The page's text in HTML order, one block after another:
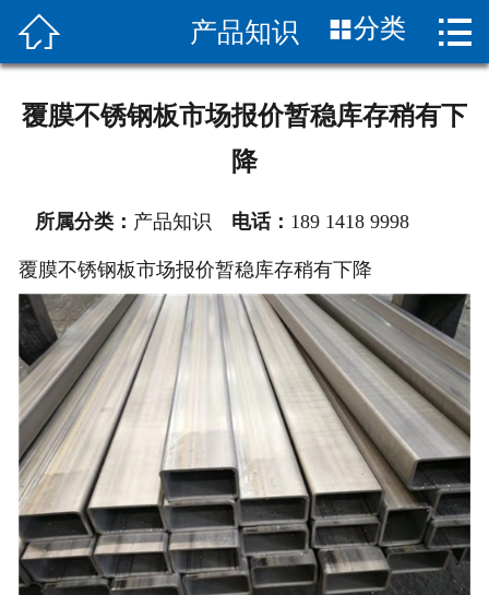
 首页
产品应用
联系我们
 产品知识 分类 
覆膜不锈钢板市场报价暂稳库存稍有下
降
所属分类： 产品知识 电话： 189 1418 9998
覆膜不锈钢板市场报价暂稳库存稍有下降